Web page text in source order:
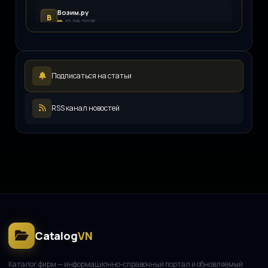
В
Возим.ру
12.08.2025
Р 11.08.2025
О
ООО «ЖКХ-Управление»
Подписаться на статьи
RSS канал новостей
CatalogVN
Каталог фирм — информационно-справочный портал и обновляемый